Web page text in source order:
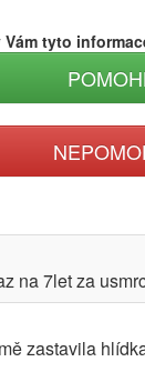
Vám tyto
na 7let za
zastavila